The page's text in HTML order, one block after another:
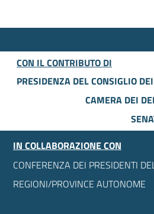
CON IL CONTRIBUTO DI
PRESIDENZA DEL CONSIGLIO
CAMERA DEI
IN COLLABORAZIONE CON
CONFERENZA DEI PRESIDENTI
REGIONI/PROVINCE AUTONOME